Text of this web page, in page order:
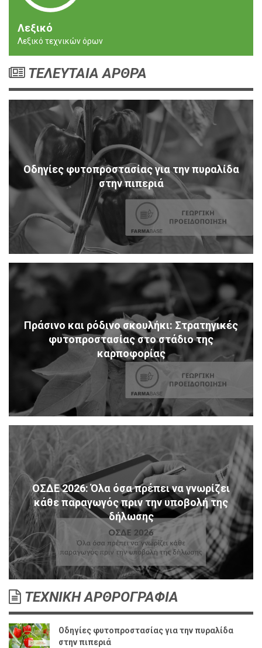
Λεξικό
Λεξικό τεχνικών όρων
ΤΕΛΕΥΤΑΙΑ ΑΡΘΡΑ
Οδηγίες φυτοπροστασίας για την πυραλίδα
στην πιπεριά
Πράσινο και ρόδινο σκουλήκι: Στρατηγικές
φυτοπροστασίας στο στάδιο της
καρποφορίας
ΟΣΔΕ 2026: Όλα όσα πρέπει να γνωρίζει
κάθε παραγωγός πριν την υποβολή της
δήλωσης
ΤΕΧΝΙΚΗ ΑΡΘΡΟΓΡΑΦΙΑ
Οδηγίες φυτοπροστασίας για την πυραλίδα
στην πιπεριά